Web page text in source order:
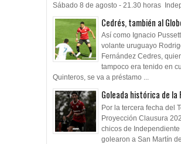
Sábado 8 de agosto - 21.30 horas
Cedrés, también al
Así como Ignacio
volante uruguayo
Fernández Cedres,
tampoco era tenido en
Quinteros, se va a préstamo ...
Goleada histórica de la
Por la tercera fecha del
Proyección Clausura
chicos de Independiente
golearon a San Martín